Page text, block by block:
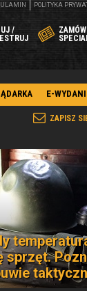
/
ZAMÓW
POLITYKA
E-
ZAPISZ
sprzęt.